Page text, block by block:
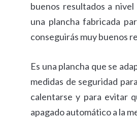
buenos resultados a
una plancha fabricada
conseguirás muy buenos
Es una plancha que se
medidas de seguridad
calentarse y para evitar
apagado automático a la